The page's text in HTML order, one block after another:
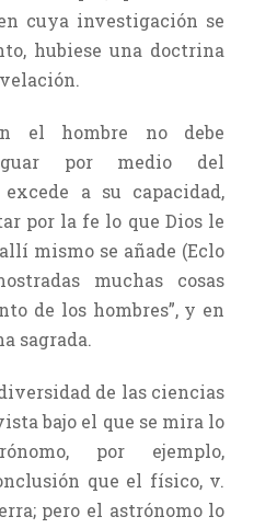
cuya investigación se
hubiese una doctrina
el hombre no debe
por medio del
a su capacidad,
por la fe lo que Dios le
mismo se añade (Eclo
muchas cosas
de los hombres”, y en
sagrada.
de las ciencias
bajo el que se mira lo
por ejemplo,
que el físico, v.
pero el astrónomo lo